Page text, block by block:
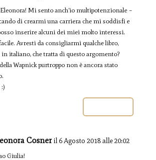
Mi sento anch’io multipotenzionale –
di crearmi una carriera che mi soddisfi e
inserire alcuni dei miei molto interessi.
Avresti da consigliarmi qualche libro,
italiano, che tratta di questo argomento?
Wapnick purtroppo non è ancora stato
Cosner il 6 Agosto 2018 alle 20:02
Giulia!